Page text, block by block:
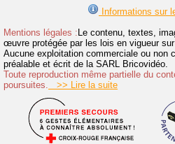
Informations sur
Mentions légales : Le contenu, textes,
œuvre protégée par les lois en vigueur
Aucune exploitation commerciale ou non
préalable et écrit de la SARL Bricovidéo.
Toute reproduction même partielle du
poursuites.
>> Lire la suite